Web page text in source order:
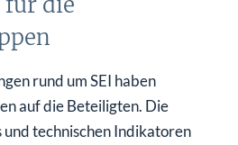
rund um SEI haben
auf die Beteiligten. Die
technischen Indikatoren